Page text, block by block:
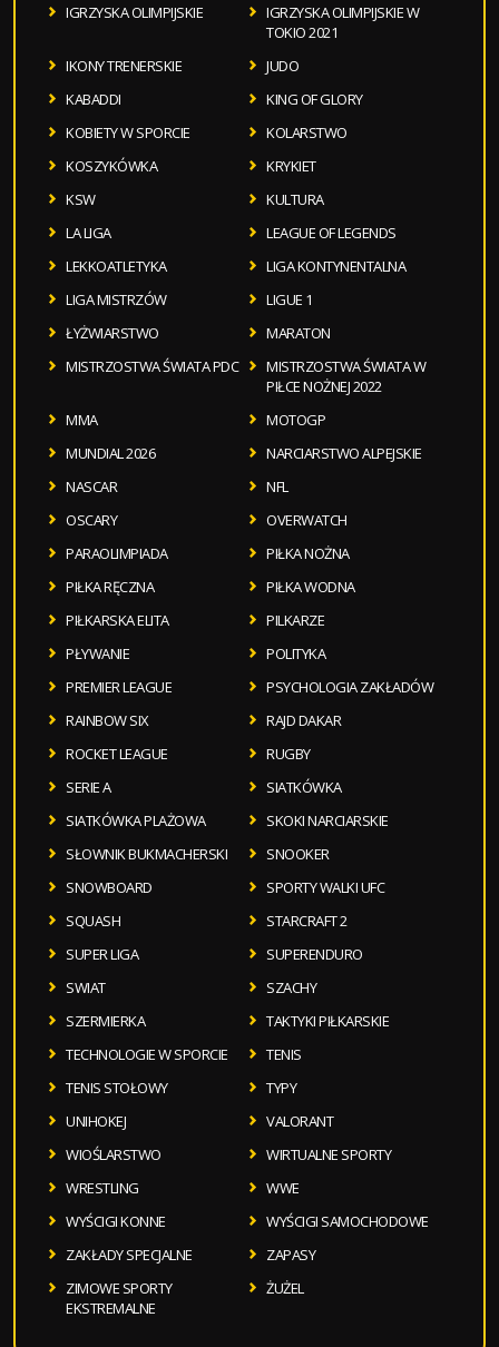
IGRZYSKA OLIMPIJSKIE
IGRZYSKA OLIMPIJSKIE W
TOKIO 2021
IKONY TRENERSKIE
JUDO
KABADDI
KING OF GLORY
KOBIETY W SPORCIE
KOLARSTWO
KOSZYKÓWKA
KRYKIET
KSW
KULTURA
LA LIGA
LEAGUE OF LEGENDS
LEKKOATLETYKA
LIGA KONTYNENTALNA
LIGA MISTRZÓW
LIGUE 1
ŁYŻWIARSTWO
MARATON
MISTRZOSTWA ŚWIATA PDC
MISTRZOSTWA ŚWIATA W
PIŁCE NOŻNEJ 2022
MMA
MOTOGP
MUNDIAL 2026
NARCIARSTWO ALPEJSKIE
NASCAR
NFL
OSCARY
OVERWATCH
PARAOLIMPIADA
PIŁKA NOŻNA
PIŁKA RĘCZNA
PIŁKA WODNA
PIŁKARSKA ELITA
PILKARZE
PŁYWANIE
POLITYKA
PREMIER LEAGUE
PSYCHOLOGIA ZAKŁADÓW
RAINBOW SIX
RAJD DAKAR
ROCKET LEAGUE
RUGBY
SERIE A
SIATKÓWKA
SIATKÓWKA PLAŻOWA
SKOKI NARCIARSKIE
SŁOWNIK BUKMACHERSKI
SNOOKER
SNOWBOARD
SPORTY WALKI UFC
SQUASH
STARCRAFT 2
SUPER LIGA
SUPERENDURO
SWIAT
SZACHY
SZERMIERKA
TAKTYKI PIŁKARSKIE
TECHNOLOGIE W SPORCIE
TENIS
TENIS STOŁOWY
TYPY
UNIHOKEJ
VALORANT
WIOŚLARSTWO
WIRTUALNE SPORTY
WRESTLING
WWE
WYŚCIGI KONNE
WYŚCIGI SAMOCHODOWE
ZAKŁADY SPECJALNE
ZAPASY
ZIMOWE SPORTY
EKSTREMALNE
ŻUŻEL